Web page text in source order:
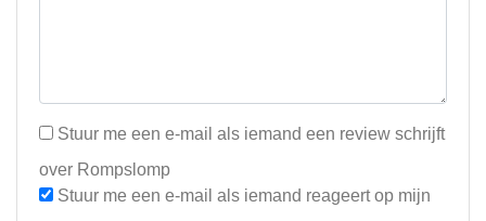
Stuur me een e-mail als iemand een review schrijft
over Rompslomp
Stuur me een e-mail als iemand reageert op mijn